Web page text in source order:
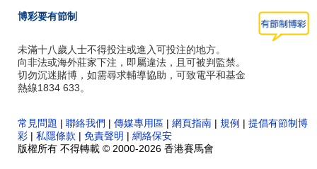
博彩要有節制
未滿十八歲人士不得投注或進入可投注的地方。
向非法或海外莊家下注，即屬違法，且可被判監禁。
切勿沉迷賭博，如需尋求輔導協助，可致電平和基金
熱線1834 633。
常見問題 | 聯絡我們 | 傳媒專用區 | 網頁指南 | 規例 | 提倡有節制博
彩 | 私隱條款 | 免責聲明 | 網絡保安
版權所有 不得轉載 © 2000-2026 香港賽馬會